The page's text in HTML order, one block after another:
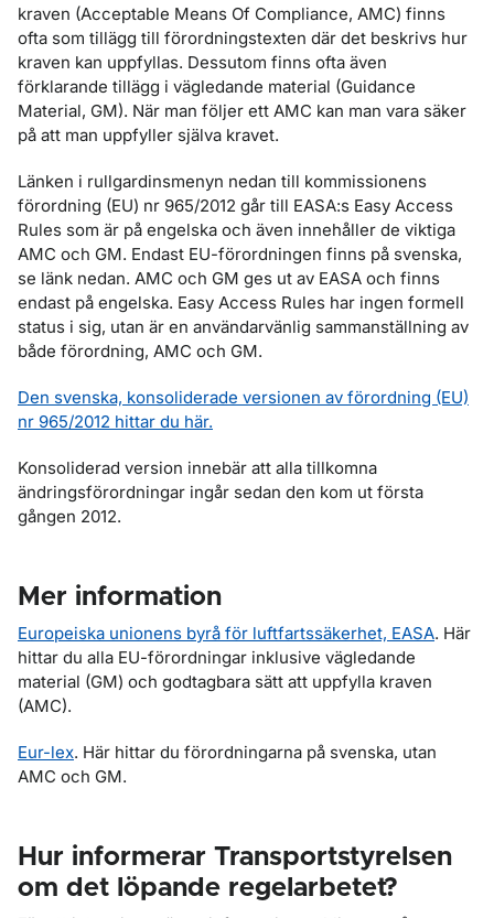
kraven (Acceptable Means Of Compliance, AMC) finns
ofta som tillägg till förordningstexten där det beskrivs hur
kraven kan uppfyllas. Dessutom finns ofta även
förklarande tillägg i vägledande material (Guidance
Material, GM). När man följer ett AMC kan man vara säker
på att man uppfyller själva kravet.
Länken i rullgardinsmenyn nedan till kommissionens
förordning (EU) nr 965/2012 går till EASA:s Easy Access
Rules som är på engelska och även innehåller de viktiga
AMC och GM. Endast EU-förordningen finns på svenska,
se länk nedan. AMC och GM ges ut av EASA och finns
endast på engelska. Easy Access Rules har ingen formell
status i sig, utan är en användarvänlig sammanställning av
både förordning, AMC och GM.
Den svenska, konsoliderade versionen av förordning (EU)
nr 965/2012 hittar du här.
Konsoliderad version innebär att alla tillkomna
ändringsförordningar ingår sedan den kom ut första
gången 2012.
Mer information
Europeiska unionens byrå för luftfartssäkerhet, EASA. Här
hittar du alla EU-förordningar inklusive vägledande
material (GM) och godtagbara sätt att uppfylla kraven
(AMC).
Eur-lex. Här hittar du förordningarna på svenska, utan
AMC och GM.
Hur informerar Transportstyrelsen
om det löpande regelarbetet?